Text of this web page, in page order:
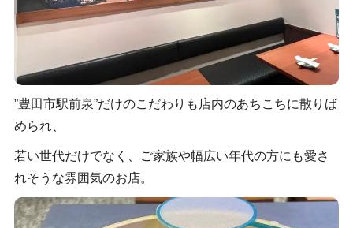
”豊田市駅前泉”だけのこだわりも店内のあちこちに散りば
められ、
若い世代だけでなく、ご家族や幅広い年代の方にも愛さ
れそうな雰囲気のお店。